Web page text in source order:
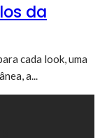
da
cada look, uma
a...